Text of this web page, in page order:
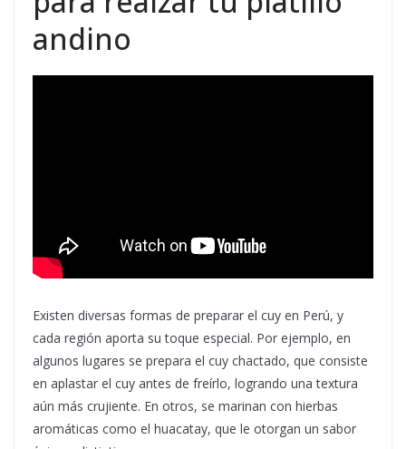
andino
Existen diversas formas de preparar el cuy en Perú, y
cada región aporta su toque especial. Por ejemplo, en
algunos lugares se prepara el cuy chactado, que consiste
en aplastar el cuy antes de freírlo, logrando una textura
aún más crujiente. En otros, se marinan con hierbas
aromáticas como el huacatay, que le otorgan un sabor